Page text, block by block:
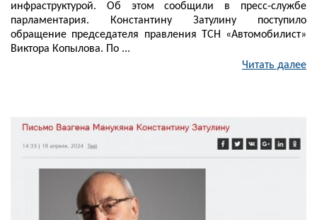
инфраструктурой. Об этом сообщили в пресс-службе
парламентария. Константину Затулину поступило
обращение председателя правления ТСН «Автомобилист»
Виктора Копылова. По ...
Читать далее